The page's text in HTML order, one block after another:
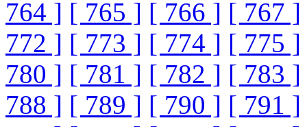
764 ] [ 765 ] [ 766 ] [ 767 ]
772 ] [ 773 ] [ 774 ] [ 775 ]
780 ] [ 781 ] [ 782 ] [ 783 ]
788 ] [ 789 ] [ 790 ] [ 791 ]